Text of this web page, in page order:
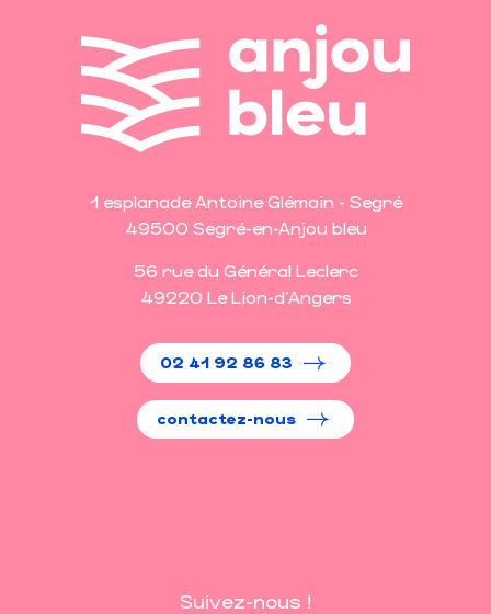
1 esplanade Antoine Glémain - Segré
49500 Segré-en-Anjou bleu
56 rue du Général Leclerc
49220 Le Lion-d'Angers
02 41 92 86 83
contactez-nous
Suivez-nous !